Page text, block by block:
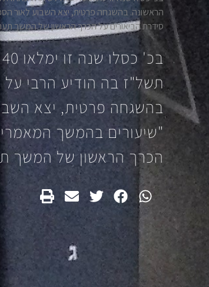
הראשונה. בהשגחה פרטית, יצא השבוע לאור
סידרת הביאורים על הכרך הראשון של המשך
תשל"ז בה הודיע הרבי
בהשגחה פרטית, יצא
"שיעורים בהמשך
הכרך הראשון של המשך